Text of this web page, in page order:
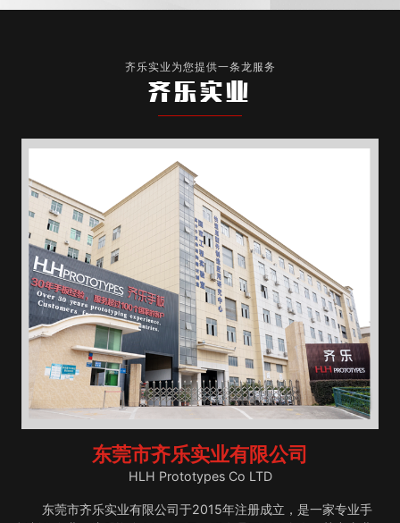
齐乐实业为您提供一条龙服务
齐乐实业
东莞市齐乐实业有限公司
HLH Prototypes Co LTD
东莞市齐乐实业有限公司于2015年注册成立，是一家专业手